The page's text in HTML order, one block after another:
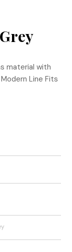
material with
Line Fits